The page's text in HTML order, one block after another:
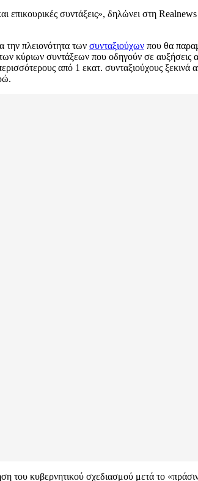
επικουρικές συντάξεις», δηλώνει στη
πλειονότητα των συνταξιούχων που θα
κύριων συντάξεων που οδηγούν σε αυξήσεις
από 1 εκατ. συνταξιούχους
του κυβερνητικού σχεδιασμού μετά το